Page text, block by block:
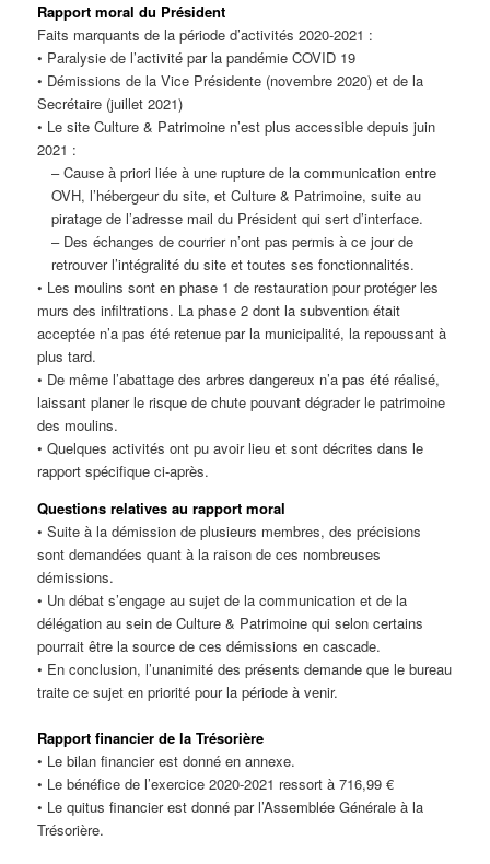
Rapport moral du Président
Faits marquants de la période d’activités 2020-2021 :
• Paralysie de l’activité par la pandémie COVID 19
• Démissions de la Vice Présidente (novembre 2020) et de la
Secrétaire (juillet 2021)
• Le site Culture & Patrimoine n’est plus accessible depuis juin
2021 :
– Cause à priori liée à une rupture de la communication entre
OVH, l’hébergeur du site, et Culture & Patrimoine, suite au
piratage de l’adresse mail du Président qui sert d’interface.
– Des échanges de courrier n’ont pas permis à ce jour de
retrouver l’intégralité du site et toutes ses fonctionnalités.
• Les moulins sont en phase 1 de restauration pour protéger les
murs des infiltrations. La phase 2 dont la subvention était
acceptée n’a pas été retenue par la municipalité, la repoussant à
plus tard.
• De même l’abattage des arbres dangereux n’a pas été réalisé,
laissant planer le risque de chute pouvant dégrader le patrimoine
des moulins.
• Quelques activités ont pu avoir lieu et sont décrites dans le
rapport spécifique ci-après.
Questions relatives au rapport moral
• Suite à la démission de plusieurs membres, des précisions
sont demandées quant à la raison de ces nombreuses
démissions.
• Un débat s’engage au sujet de la communication et de la
délégation au sein de Culture & Patrimoine qui selon certains
pourrait être la source de ces démissions en cascade.
• En conclusion, l’unanimité des présents demande que le bureau
traite ce sujet en priorité pour la période à venir.
Rapport financier de la Trésorière
• Le bilan financier est donné en annexe.
• Le bénéfice de l’exercice 2020-2021 ressort à 716,99 €
• Le quitus financier est donné par l’Assemblée Générale à la
Trésorière.